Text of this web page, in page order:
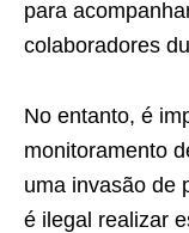
para
colaboradores
No entanto, é
monitoramento
uma invasão de
é ilegal realizar